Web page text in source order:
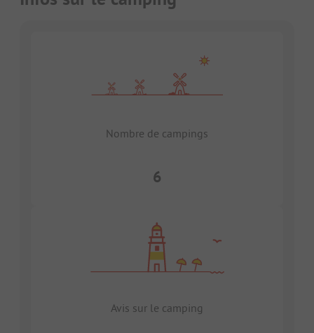
Nombre de campings
6
Avis sur le camping